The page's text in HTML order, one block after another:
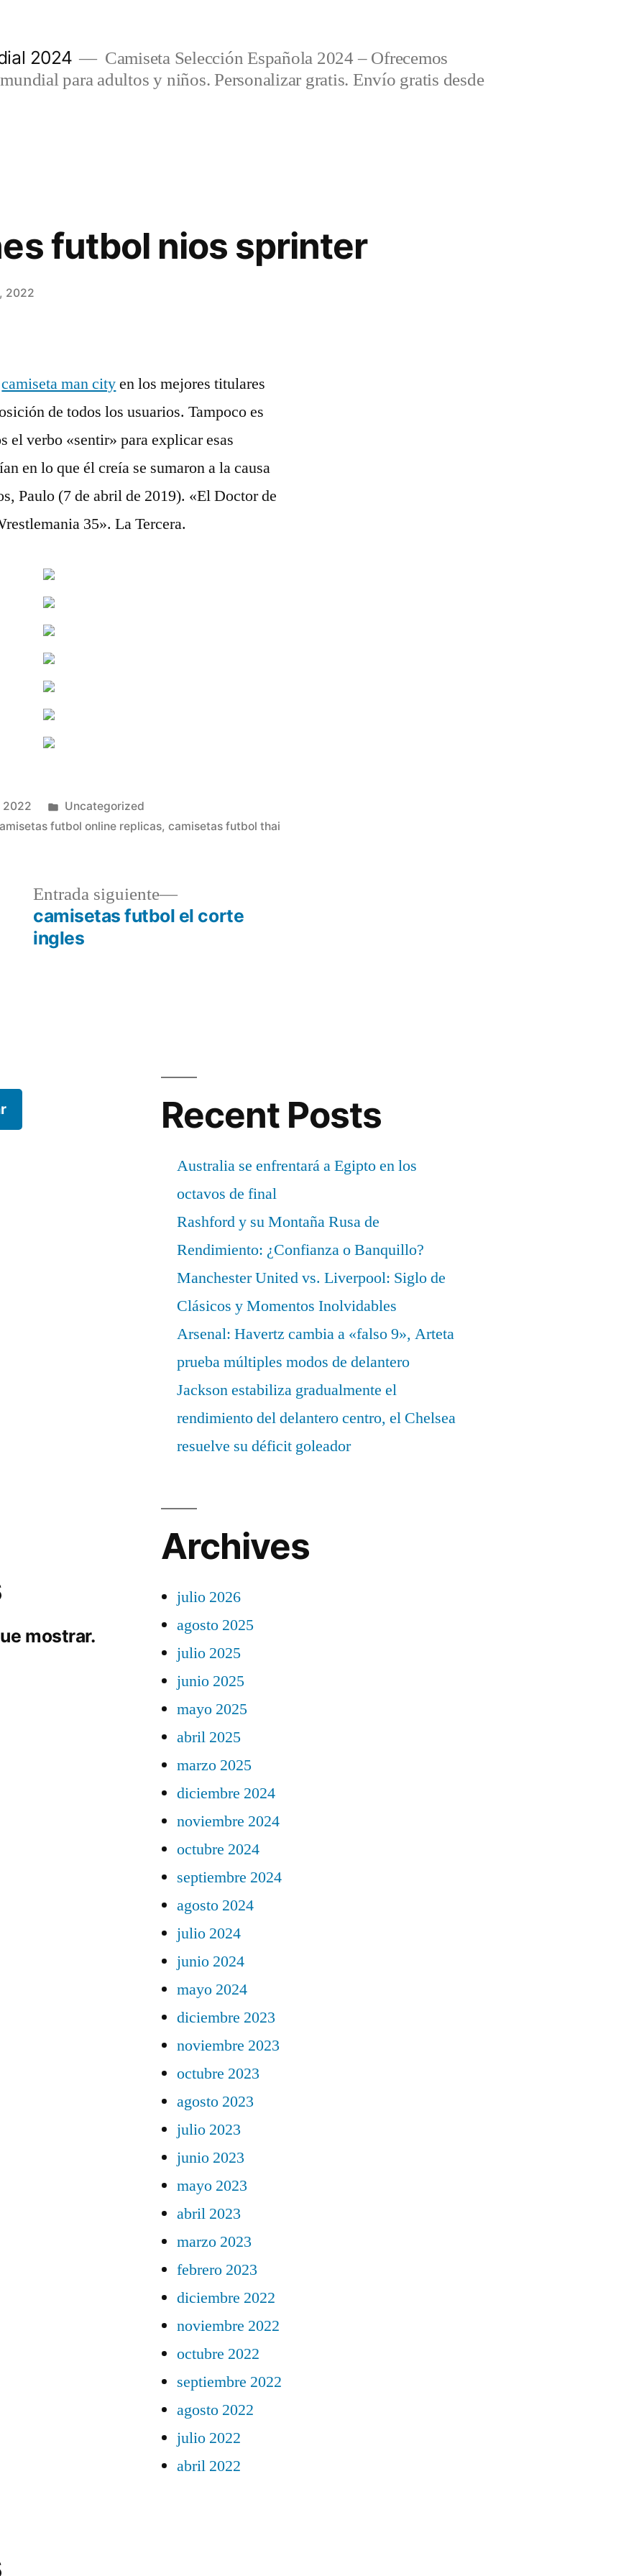
2024
Camiseta Selección Española 2024 – Ofrecemos
para adultos y niños. Personalizar gratis. Envío gratis desde
futbol nios sprinter
2022
camiseta man cityen los mejores titulares
de todos los usuarios. Tampoco es
el verbo «sentir» para explicar esas
en lo que él creía se sumaron a la causa
Paulo (7 de abril de 2019). «El Doctor de
35». La Tercera.
2022
Publicado
en
Uncategorized
futbol online replicas,camisetas futbol thai
Entrada siguiente
Entrada
siguiente:
camisetas futbol el corte
ingles
Recent Posts
Australia se enfrentará a Egipto en los
octavos de final
Rashford y su Montaña Rusa de
Rendimiento: ¿Confianza o Banquillo?
Manchester United vs. Liverpool: Siglo de
Clásicos y Momentos Inolvidables
Arsenal: Havertz cambia a «falso 9», Arteta
prueba múltiples modos de delantero
Jackson estabiliza gradualmente el
rendimiento del delantero centro, el Chelsea
resuelve su déficit goleador
mostrar.
Archives
julio 2026
agosto 2025
julio 2025
junio 2025
mayo 2025
abril 2025
marzo 2025
diciembre 2024
noviembre 2024
octubre 2024
septiembre 2024
agosto 2024
julio 2024
junio 2024
mayo 2024
diciembre 2023
noviembre 2023
octubre 2023
agosto 2023
julio 2023
junio 2023
mayo 2023
abril 2023
marzo 2023
febrero 2023
diciembre 2022
noviembre 2022
octubre 2022
septiembre 2022
agosto 2022
julio 2022
abril 2022